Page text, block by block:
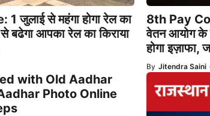
जुलाई से महंगा होगा रेल का
बढेगा आपका रेल का किराया
8th Pay
वेतन आयोग के
होगा इज़ाफा,
By Jitendra Saini
with Old Aadhar
Photo Online